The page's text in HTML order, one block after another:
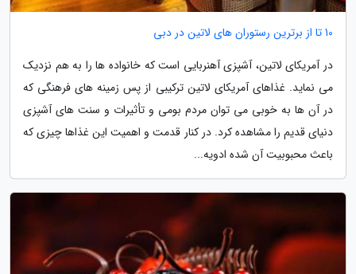
10 تا از برترین رستوران های لاتین در دبی
در آمریکای لاتین، آشپزی آهنربایی است که خانواده ها را به هم نزدیک
می نماید. غذاهای آمریکای لاتین ترکیبی از پس زمینه های فرهنگی که
در آن ها به خوبی می توان مردم بومی و تأثیرات و سنت های آشپزی
دنیای قدیم را مشاهده کرد. در کنار قدمت و اهمیت این غذاها چیزی که
باعث محبوبیت آن شده ادویه...